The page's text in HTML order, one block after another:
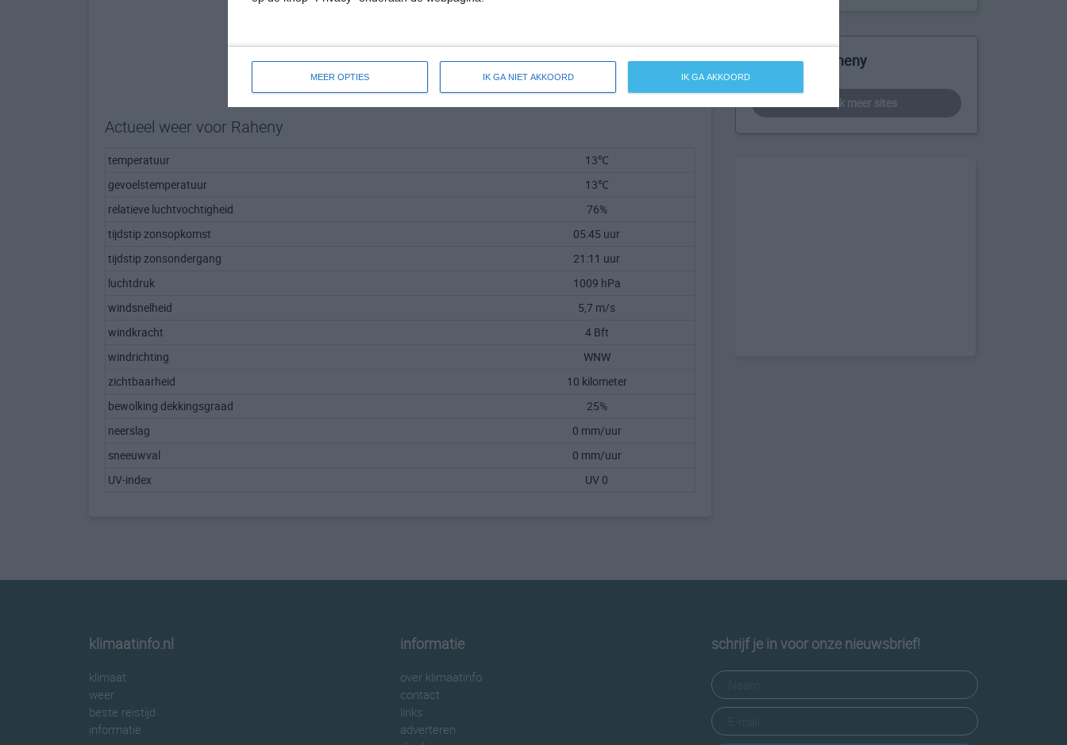
MEER OPTIES IK GA NIET AKKOORD IK GA AKKOORD
Actueel weer voor Raheny
temperatuur
13℃
gevoelstemperatuur
13℃
relatieve luchtvochtigheid
76%
tijdstip zonsopkomst
05:45 uur
tijdstip zonsondergang
21:11 uur
luchtdruk
1009 hPa
windsnelheid
5,7 m/s
windkracht
4 Bft
windrichting
WNW
zichtbaarheid
10 kilometer
bewolking dekkingsgraad
25%
neerslag
0 mm/uur
sneeuwval
0 mm/uur
UV-index
UV 0
Meer over Raheny
bekijk meer sites
klimaatinfo.nl
klimaat
weer
beste reistijd
informatie
informatie
over klimaatinfo
contact
links
adverteren
schrijf je in voor onze nieuwsbrief!